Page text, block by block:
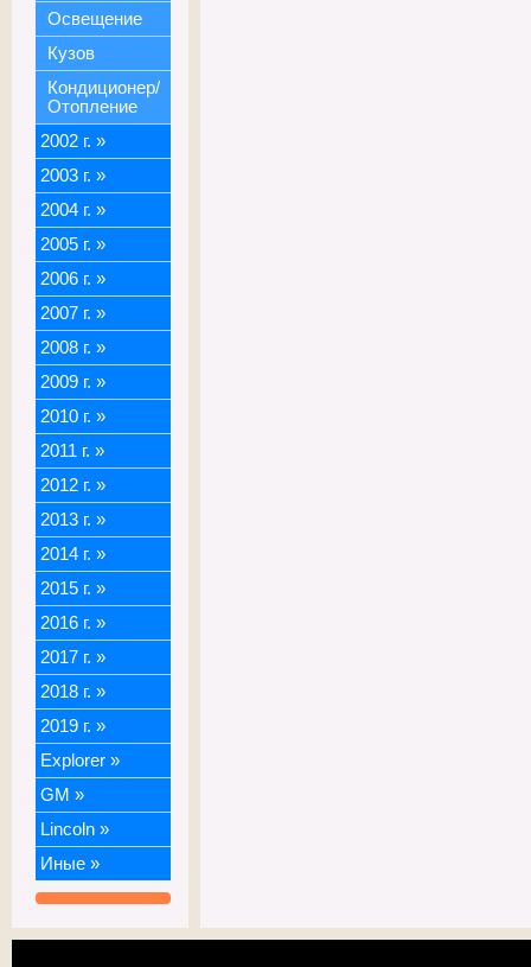
Освещение
Кузов
Кондиционер/
Отопление
2002 г. »
2003 г. »
2004 г. »
2005 г. »
2006 г. »
2007 г. »
2008 г. »
2009 г. »
2010 г. »
2011 г. »
2012 г. »
2013 г. »
2014 г. »
2015 г. »
2016 г. »
2017 г. »
2018 г. »
2019 г. »
Explorer »
GM »
Lincoln »
Иные »